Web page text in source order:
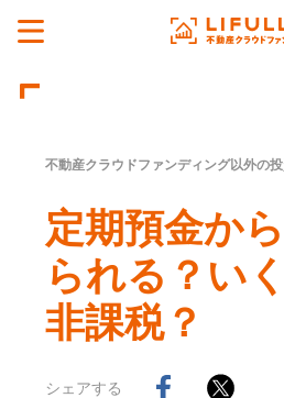
不動産クラウドファンディング以外の
定期預金か
られる？い
非課税？
シェアする